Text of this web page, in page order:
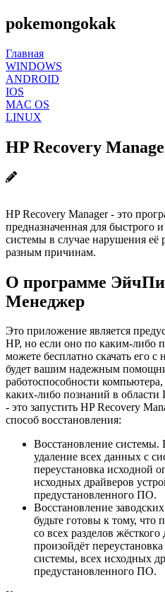
pokemongokak
Главная
WINDOWS
ANDROID
IOS
MAC OS
LINUX
HP Recovery
HP Recovery Manager - это
предназначенная для быстрого
системы в случае нарушения её
разным причинам.
О программе
Менеджер
Это приложение является
HP, но если оно по каким-либо
можете бесплатно скачать его
будет вашим надежным
работоспособности
каких-либо познаний в области
- это запустить HP Recovery
способ восстановления:
Восстановление системы.
удаление всех данных с
переустановка исходной
исходных драйверов
предустановленного ПО.
Восстановление
будьте готовы к тому, что
со всех разделов
произойдёт
системы, всех исходных
предустановленного ПО.